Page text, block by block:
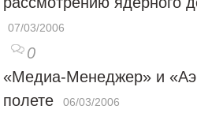
07/03/2006
0
«Медиа-Менеджер» и
полете
06/03/2006